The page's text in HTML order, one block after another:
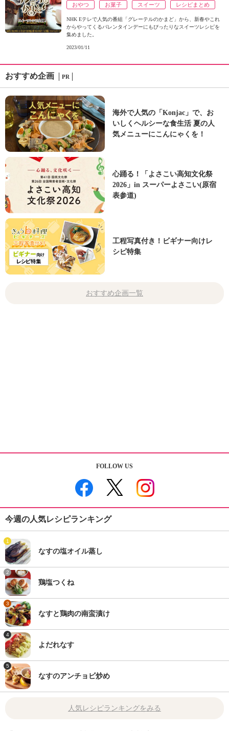
おやつ お菓子 スイーツ レシピまとめ
NHK Eテレで人気の番組「グレーテルのかまど」から、新春やこれ
からやってくるバレンタインデーにもぴったりなスイーツレシピを
集めました。
2023/01/11
おすすめ企画 PR
海外で人気の「Konjac」で、お
いしくヘルシーな食生活 夏の人
気メニューにこんにゃくを！
心踊る！「よさこい高知文化祭
2026」in スーパーよさこい(原宿
表参道)
工程写真付き！ビギナー向けレ
シピ特集
おすすめ企画一覧
FOLLOW US
今週の人気レシピランキング
1
なすの塩オイル蒸し
2
鶏塩つくね
3
なすと鶏肉の南蛮漬け
4
よだれなす
5
なすのアンチョビ炒め
人気レシピランキングをみる